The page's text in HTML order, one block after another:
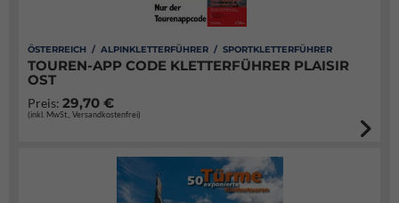
ÖSTERREICH / ALPINKLETTERFÜHRER / SPORTKLETTERFÜHRER
TOUREN-APP CODE KLETTERFÜHRER PLAISIR
OST
Preis: 29,70 €
(inkl. MwSt., Versandkostenfrei)